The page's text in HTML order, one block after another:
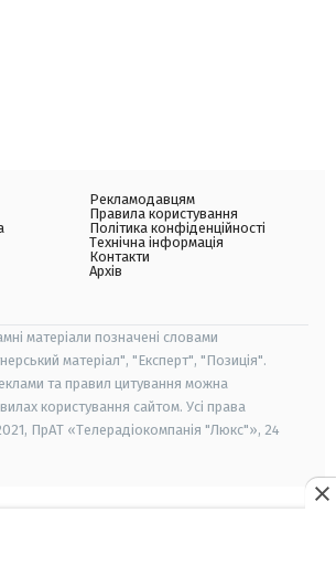
Рекламодавцям
Правила користування
Політика конфіденційності
Технічна інформація
Контакти
Архів
матеріали позначені словами
матеріал", "Експерт", "Позиція".
та правил цитування можна
користування сайтом. Усі права
ПрАТ «Телерадіокомпанія "Люкс"», 24